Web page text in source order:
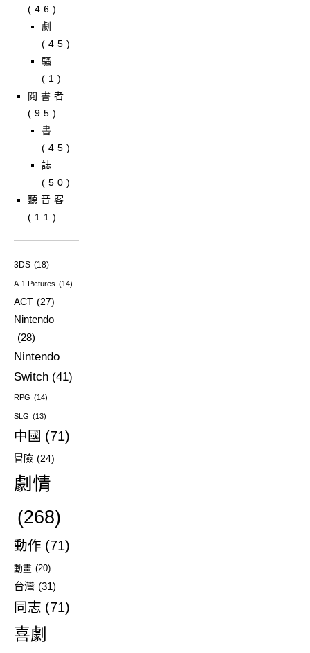
(46)
劇
(45)
騷
(1)
閱書者
(95)
書
(45)
誌
(50)
聽音客
(11)
3DS (18)
A-1 Pictures (14)
ACT (27)
Nintendo
(28)
Nintendo
Switch (41)
RPG (14)
SLG (13)
中國 (71)
冒險 (24)
劇情
(268)
動作 (71)
動畫 (20)
台灣 (31)
同志 (71)
喜劇